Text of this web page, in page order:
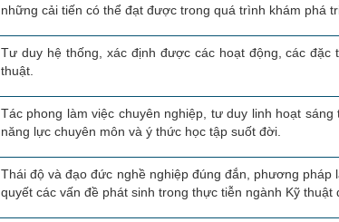
những cải tiến có thể đạt được trong quá trình khám phá
Tư duy hệ thống, xác định được các hoạt động, các đặc
thuật.
Tác phong làm việc chuyên nghiệp, tư duy linh hoạt
năng lực chuyên môn và ý thức học tập suốt đời.
Thái độ và đạo đức nghề nghiệp đúng đắn, phương pháp
quyết các vấn đề phát sinh trong thực tiễn ngành Kỹ thuật